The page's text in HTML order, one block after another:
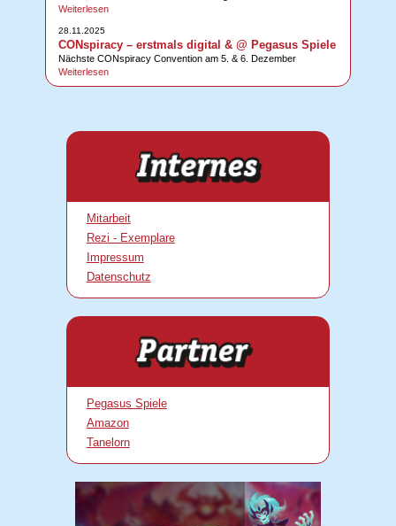
Weiterlesen
28.11.2025
CONspiracy – erstmals digital & @ Pegasus Spiele
Nächste CONspiracy Convention am 5. & 6. Dezember
Weiterlesen
Mitarbeit
Rezi - Exemplare
Impressum
Datenschutz
Pegasus Spiele
Amazon
Tanelorn